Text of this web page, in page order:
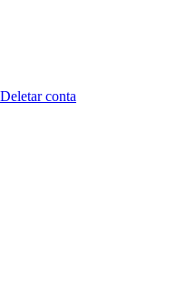
Deletar conta